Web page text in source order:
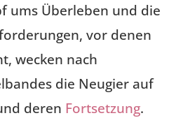
ums Überleben und die
vor denen
wecken nach
die Neugier auf
deren Fortsetzung.